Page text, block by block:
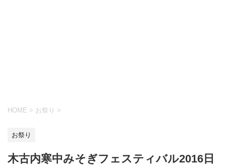
HOME > お祭り >
お祭り
木古内寒中みそぎフェスティバル2016日